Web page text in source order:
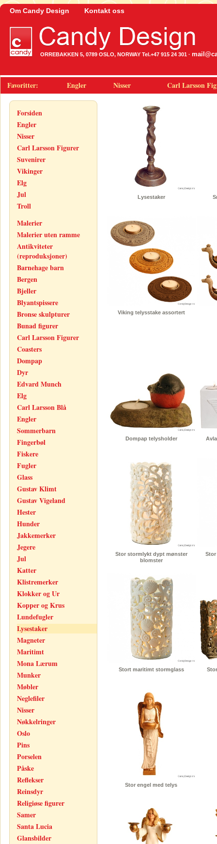
Om Candy Design Kontakt oss
ORREBAKKEN 5, 0789 OSLO, NORWAY Tel.+47 915 24 301 ·
Favoritter: Engler Nisser Carl Larsson
Forsiden
Engler
Nisser
Carl Larsson Figurer
Suvenirer
Vikinger
Elg
Jul
Troll
Malerier
Malerier uten ramme
Antikviteter
(reproduksjoner)
Barnehage barn
Bergen
Bjeller
Blyantspissere
Bronse skulpturer
Bunad figurer
Carl Larsson Figurer
Coasters
Dompap
Dyr
Edvard Munch
Elg
Carl Larsson Blå
Engler
Sommerbarn
Fingerbøl
Fiskere
Fugler
Glass
Gustav Klimt
Gustav Vigeland
Hester
Hunder
Jakkemerker
Jegere
Jul
Katter
Klistremerker
Klokker og Ur
Kopper og Krus
Lundefugler
Lysestaker
Magneter
Maritimt
Mona Lærum
Munker
Møbler
Neglefiler
Nisser
Nøkkelringer
Oslo
Pins
Porselen
Påske
Reflekser
Reinsdyr
Religiøse figurer
Samer
Santa Lucia
Glansbilder
Lysestaker
Viking telysstake assortert
Dompap telysholder
Stor stormlykt dypt mønster
blomster
Stort maritimt stormglass
Stor engel med telys